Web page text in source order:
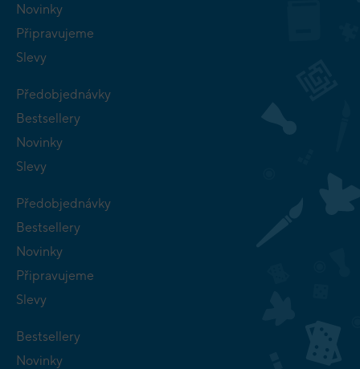
Novinky
Připravujeme
Slevy
Předobjednávky
Bestsellery
Novinky
Slevy
Předobjednávky
Bestsellery
Novinky
Připravujeme
Slevy
Bestsellery
Novinky